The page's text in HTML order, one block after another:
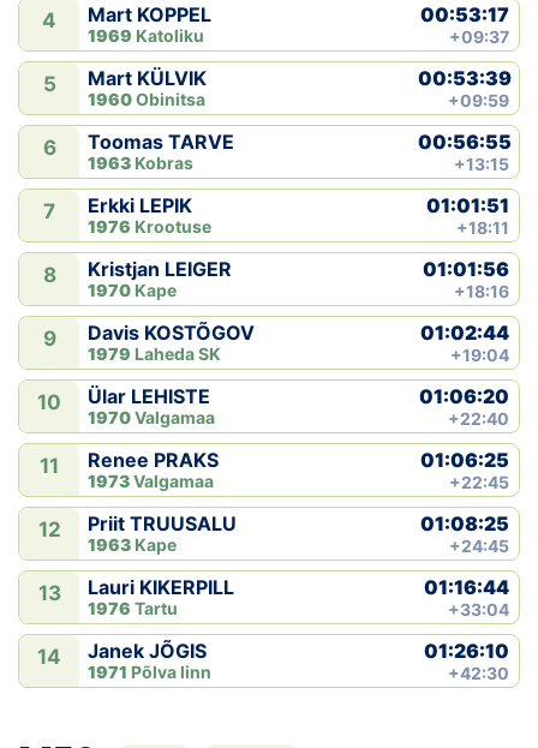
4 Mart KOPPEL
1969 Katoliku
00:53:17
+09:37
5 Mart KÜLVIK
1960Obinitsa
00:53:39
+09:59
6 Toomas TARVE
1963 Kobras
00:56:55
+13:15
7 Erkki LEPIK
1976 Krootuse
01:01:51
+18:11
8 Kristjan LEIGER
1970 Kape
01:01:56
+18:16
9 Davis KOSTÕGOV
1979 Laheda SK
01:02:44
+19:04
10 Ülar LEHISTE
1970Valgamaa
01:06:20
+22:40
11 Renee PRAKS
1973Valgamaa
01:06:25
+22:45
12 Priit TRUUSALU
1963 Kape
01:08:25
+24:45
13 Lauri KIKERPILL
1976 Tartu
01:16:44
+33:04
14 Janek JÕGIS
1971 Põlva linn
01:26:10
+42:30